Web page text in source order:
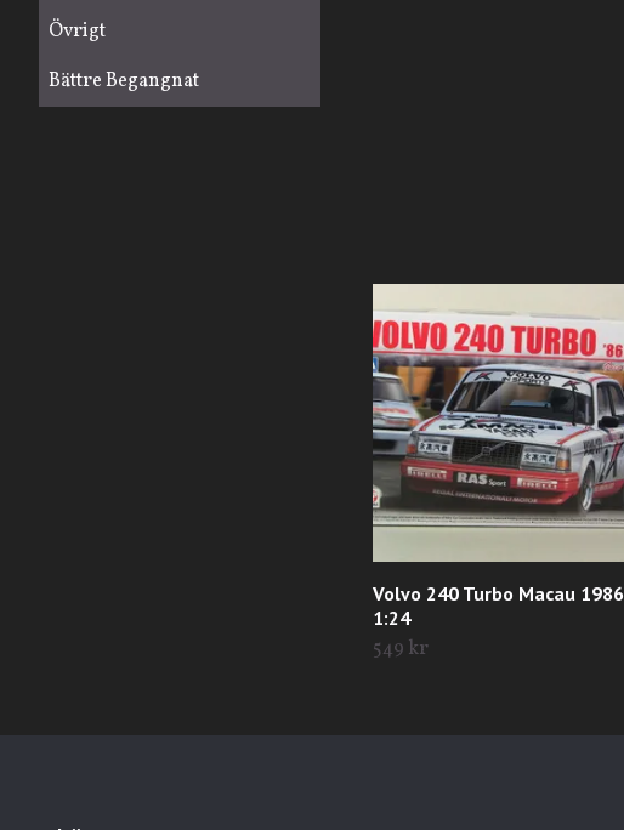
Övrigt
Bättre Begangnat
Volvo 240 Turbo Macau 1986
1:24
549 kr